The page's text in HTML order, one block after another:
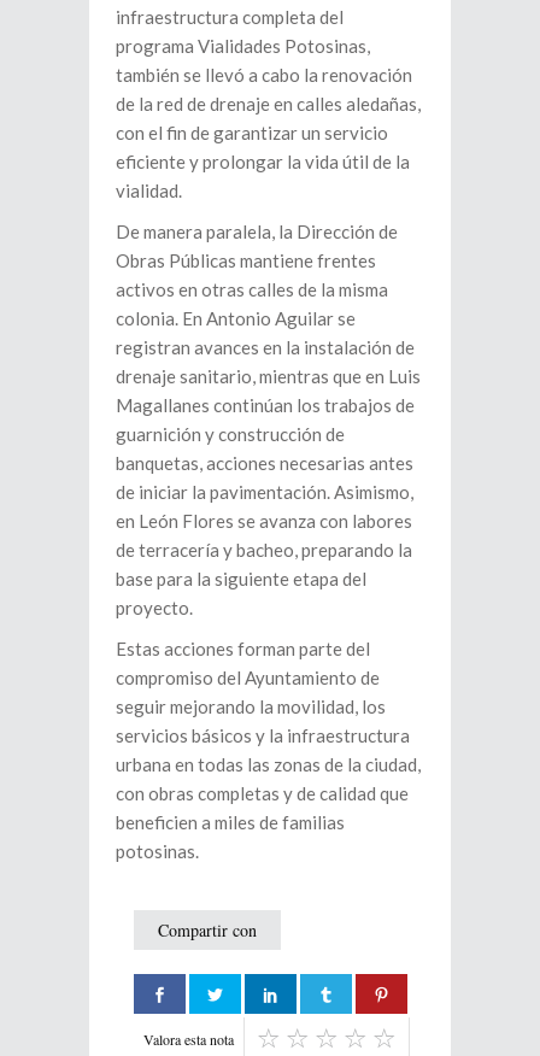
infraestructura completa del
programa Vialidades Potosinas,
también se llevó a cabo la renovación
de la red de drenaje en calles aledañas,
con el fin de garantizar un servicio
eficiente y prolongar la vida útil de la
vialidad.
De manera paralela, la Dirección de
Obras Públicas mantiene frentes
activos en otras calles de la misma
colonia. En Antonio Aguilar se
registran avances en la instalación de
drenaje sanitario, mientras que en Luis
Magallanes continúan los trabajos de
guarnición y construcción de
banquetas, acciones necesarias antes
de iniciar la pavimentación. Asimismo,
en León Flores se avanza con labores
de terracería y bacheo, preparando la
base para la siguiente etapa del
proyecto.
Estas acciones forman parte del
compromiso del Ayuntamiento de
seguir mejorando la movilidad, los
servicios básicos y la infraestructura
urbana en todas las zonas de la ciudad,
con obras completas y de calidad que
beneficien a miles de familias
potosinas.
Compartir con
Valora esta nota